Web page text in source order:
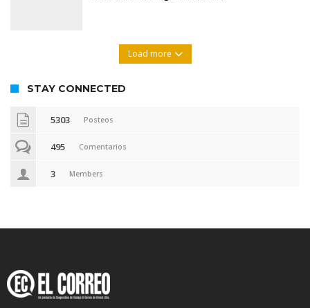
Load more
STAY CONNECTED
5303 Posteos
495 Comentarios
3 Members